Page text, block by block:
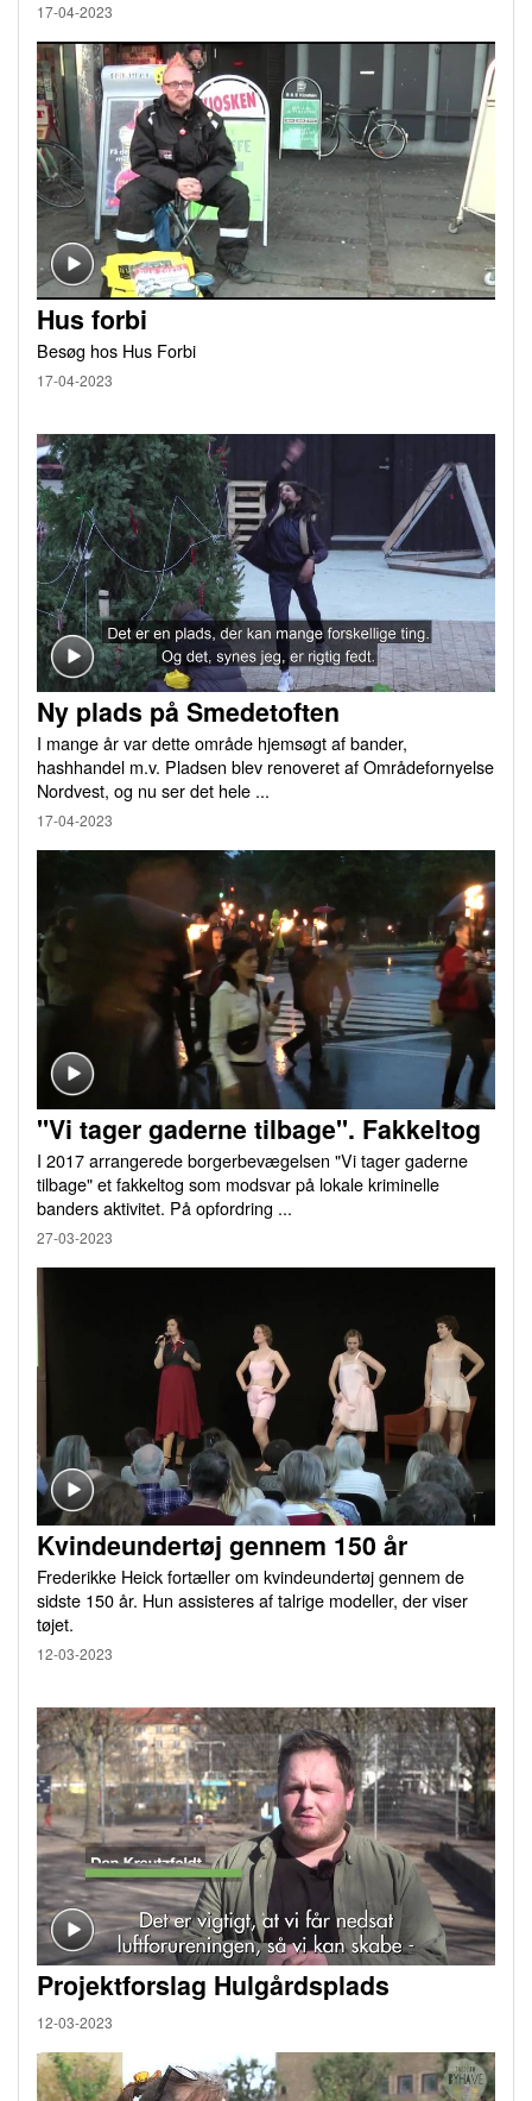
17-04-2023
Hus forbi
Besøg hos Hus Forbi
17-04-2023
Ny plads på Smedetoften
I mange år var dette område hjemsøgt af bander,
hashhandel m.v. Pladsen blev renoveret af Områdefornyelse
Nordvest, og nu ser det hele ...
17-04-2023
"Vi tager gaderne tilbage". Fakkeltog
I 2017 arrangerede borgerbevægelsen "Vi tager gaderne
tilbage" et fakkeltog som modsvar på lokale kriminelle
banders aktivitet. På opfordring ...
27-03-2023
Kvindeundertøj gennem 150 år
Frederikke Heick fortæller om kvindeundertøj gennem de
sidste 150 år. Hun assisteres af talrige modeller, der viser
tøjet.
12-03-2023
Projektforslag Hulgårdsplads
12-03-2023